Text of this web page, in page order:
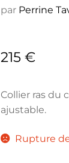
par Perrine
215 €
Collier ras du
ajustable.
Rupture